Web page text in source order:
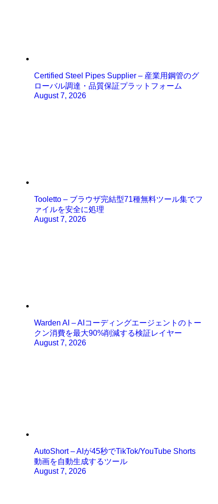
Certified Steel Pipes Supplier – 産業用鋼管のグ
ローバル調達・品質保証プラットフォーム
August 7, 2026
Tooletto – ブラウザ完結型71種無料ツール集でフ
ァイルを安全に処理
August 7, 2026
Warden AI – AIコーディングエージェントのトー
クン消費を最大90%削減する検証レイヤー
August 7, 2026
AutoShort – AIが45秒でTikTok/YouTube Shorts
動画を自動生成するツール
August 7, 2026